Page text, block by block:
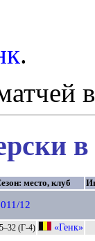
.
место, клуб
12
(Г-4) «Генк»